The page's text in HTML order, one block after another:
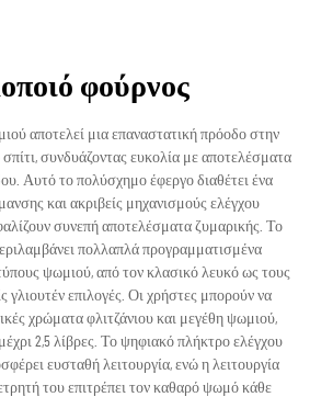
φούρνος
αποτελεί μια επαναστατική πρόοδο στην
συνδυάζοντας ευκολία με αποτελέσματα
Αυτό το πολύσχημο έφεργο διαθέτει ένα
και ακριβείς μηχανισμούς ελέγχου
συνεπή αποτελέσματα ζυμαρικής. Το
πολλαπλά προγραμματισμένα
ψωμιού, από τον κλασικό λευκό ως τους
γλιουτέν επιλογές. Οι χρήστες μπορούν να
χρώματα φλιτζάνιου και μεγέθη ψωμιού,
2,5 λίβρες. Το ψηφιακό πλήκτρο ελέγχου
ευσταθή λειτουργία, ενώ η λειτουργία
του επιτρέπει τον καθαρό ψωμό κάθε